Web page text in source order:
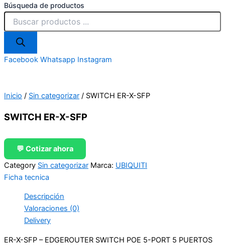
Búsqueda de productos
Facebook Whatsapp Instagram
Inicio / Sin categorizar / SWITCH ER-X-SFP
SWITCH ER-X-SFP
💬 Cotizar ahora
Category Sin categorizar Marca: UBIQUITI
Ficha tecnica
Descripción
Valoraciones (0)
Delivery
ER-X-SFP – EDGEROUTER SWITCH POE 5-PORT 5 PUERTOS